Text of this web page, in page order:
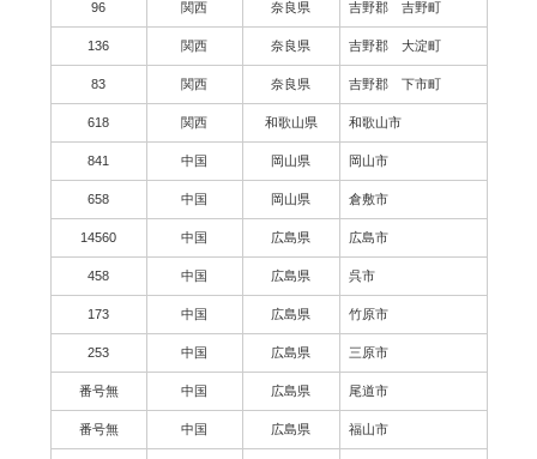
96 関西 奈良県 吉野郡 吉野町
136 関西 奈良県 吉野郡 大淀町
83 関西 奈良県 吉野郡 下市町
618 関西 和歌山県 和歌山市
841 中国 岡山県 岡山市
658 中国 岡山県 倉敷市
14560 中国 広島県 広島市
458 中国 広島県 呉市
173 中国 広島県 竹原市
253 中国 広島県 三原市
番号無 中国 広島県 尾道市
番号無 中国 広島県 福山市